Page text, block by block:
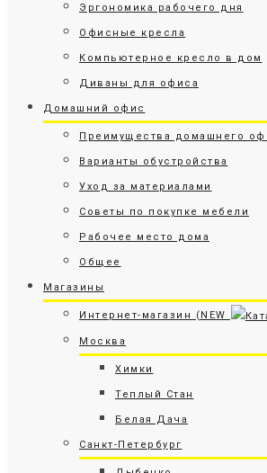
Эргономика рабочего дня
Офисные кресла
Компьютерное кресло в дом
Диваны для офиса
Домашний офис
Преимущества домашнего
Варианты обустройства
Уход за материалами
Советы по покупке мебели
Рабочее место дома
Общее
Магазины
Интернет-магазин (NEW
Москва
Химки
Теплый Стан
Белая Дача
Санкт-Петербург